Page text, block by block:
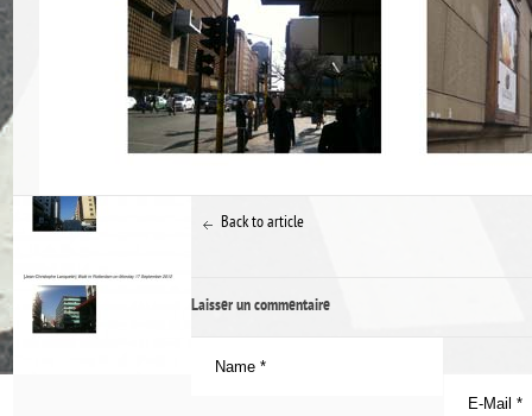
Back to article
Laisser un commentaire